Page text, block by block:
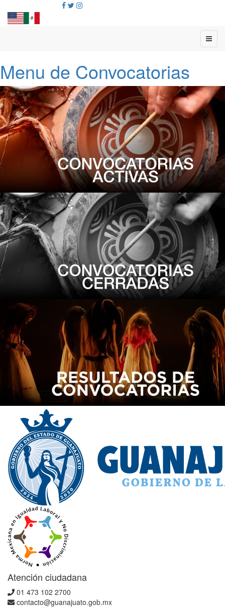
Menu de Convocatorias
Atención ciudadana
01 473 102 2700
contacto@guanajuato.gob.mx